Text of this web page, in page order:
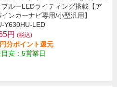
ブルーLEDライティング搭載【ア
ンカーナビ専用/小型汎用】
Y630HU-LED
円 (税込)
分ポイント還元
安：5営業日